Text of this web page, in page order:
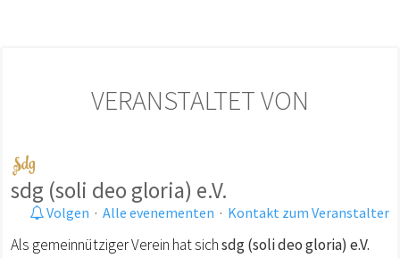
VERANSTALTET VON
sdg (soli deo gloria) e.V.
Volgen · Alle evenementen · Kontakt zum Veranstalter
Als gemeinnütziger Verein hat sichsdg (soli deo gloria) e.V.